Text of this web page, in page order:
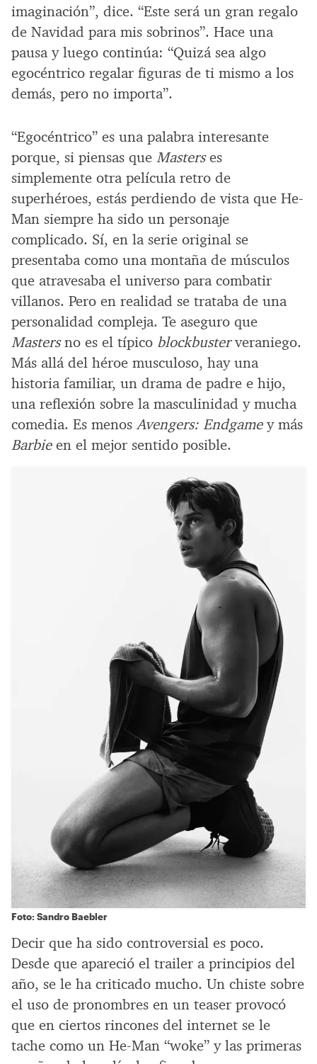
imaginación”, dice. “Este será un gran regalo
de Navidad para mis sobrinos”. Hace una
pausa y luego continúa: “Quizá sea algo
egocéntrico regalar figuras de ti mismo a los
demás, pero no importa”.
“Egocéntrico” es una palabra interesante
porque, si piensas que Masterses
simplemente otra película retro de
superhéroes, estás perdiendo de vista que He-
Man siempre ha sido un personaje
complicado. Sí, en la serie original se
presentaba como una montaña de músculos
que atravesaba el universo para combatir
villanos. Pero en realidad se trataba de una
personalidad compleja. Te aseguro que
Mastersno es el típico blockbusterveraniego.
Más allá del héroe musculoso, hay una
historia familiar, un drama de padre e hijo,
una reflexión sobre la masculinidad y mucha
comedia. Es menos Avengers: Endgamey más
Barbieen el mejor sentido posible.
Foto: Sandro Baebler
Decir que ha sido controversial es poco.
Desde que apareció el trailer a principios del
año, se le ha criticado mucho. Un chiste sobre
el uso de pronombres en un teaser provocó
que en ciertos rincones del internet se le
tache como un He-Man “woke” y las primeras